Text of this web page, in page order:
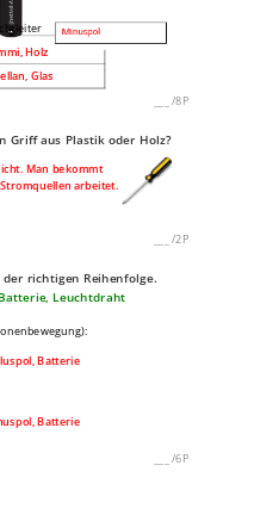
Holz
Glas
/8P
Griff aus Plastik oder Holz?
Man bekommt
arbeitet.
/2P
richtigen Reihenfolge.
Leuchtdraht
Batterie
Batterie
/6P